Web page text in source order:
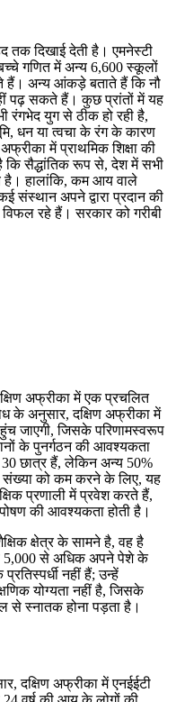
तक दिखाई देती है। एमनेस्टी
गणित में अन्य 6,600 स्कूलों
हैं। अन्य आंकड़े बताते हैं कि नौ
पढ़ सकते हैं। कुछ प्रांतों में यह
रंगभेद युग से ठीक हो रही है,
धन या त्वचा के रंग के कारण
में प्राथमिक शिक्षा की
कि सैद्धांतिक रूप से, देश में सभी
है। हालांकि, कम आय वाले
संस्थान अपने द्वारा प्रदान की
विफल रहे हैं। सरकार को गरीबी
अफ्रीका में एक प्रचलित
के अनुसार, दक्षिण अफ्रीका में
जाएगी, जिसके परिणामस्वरूप
के पुनर्गठन की आवश्यकता
30 छात्र हैं, लेकिन अन्य 50%
संख्या को कम करने के लिए, यह
प्रणाली में प्रवेश करते हैं,
की आवश्यकता होती है।
क्षेत्र के सामने है, वह है
से 5,000 से अधिक अपने पेशे के
नहीं हैं; उन्हें
योग्यता नहीं है, जिसके
से स्नातक होना पड़ता है।
दक्षिण अफ्रीका में एनईईटी